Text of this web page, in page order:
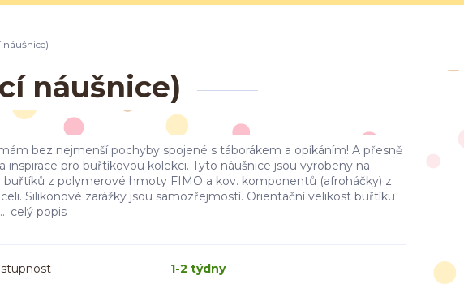
náušnice)
náušnice)
bez nejmenší pochyby spojené s táborákem a opíkáním! A přesně
inspirace pro buřtíkovou kolekci. Tyto náušnice jsou vyrobeny na
buřtíků z polymerové hmoty FIMO a kov. komponentů (afroháčky) z
Silikonové zarážky jsou samozřejmostí. Orientační velikost buřtíku
celý popis
1-2 týdny